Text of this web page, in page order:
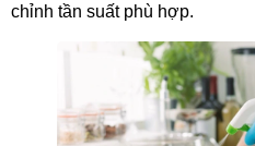
chỉnh tần suất phù hợp.